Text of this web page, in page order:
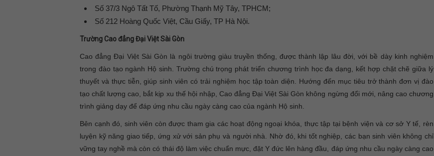
Số 37/3 Ngô Tất Tố, Phường Thạnh Mỹ Tây, TPHCM;
Số 212 Hoàng Quốc Việt, Cầu Giấy, TP Hà Nội.
Trường Cao đẳng Đại Việt Sài Gòn
Cao đẳng Đại Việt Sài Gòn là ngôi trường giàu truyền thống, được thành lập lâu đời, với bề dày kinh nghiệm
trong đào tạo ngành Hộ sinh. Trường chú trọng phát triển chương trình học đa dạng, kết hợp chặt chẽ giữa lý
thuyết và thực tiễn, giúp sinh viên có trải nghiệm học tập toàn diện. Hướng đến mục tiêu trở thành đơn vị đào
tạo chất lượng cao, bắt kịp xu thế hội nhập, Cao đẳng Đại Việt Sài Gòn không ngừng đổi mới, nâng cao chương
trình giảng dạy để đáp ứng nhu cầu ngày càng cao của ngành Hộ sinh.
Bên cạnh đó, sinh viên còn được tham gia các hoạt động ngoại khóa, thực tập tại bệnh viện và cơ sở Y tế, rèn
luyện kỹ năng giao tiếp, ứng xử với sản phụ và người nhà. Nhờ đó, khi tốt nghiệp, các bạn sinh viên không chỉ
vững tay nghề mà còn có thái độ làm việc chuẩn mực, đặt Y đức lên hàng đầu, đáp ứng nhu cầu ngày càng cao